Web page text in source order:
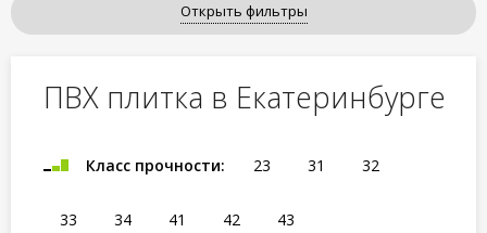
Открыть фильтры
ПВХ плитка в Екатеринбурге
Класс прочности: 23 31 32
33 34 41 42 43